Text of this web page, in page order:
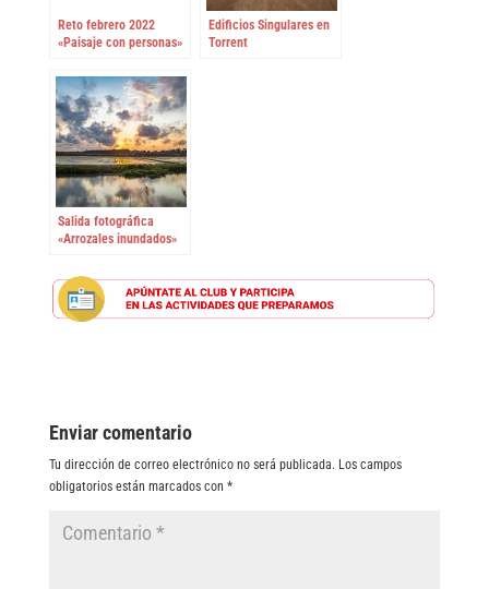
Reto febrero 2022
«Paisaje con personas»
Edificios Singulares en
Torrent
Salida fotográfica
«Arrozales inundados»
Enviar comentario
Tu dirección de correo electrónico no será publicada. Los campos
obligatorios están marcados con *